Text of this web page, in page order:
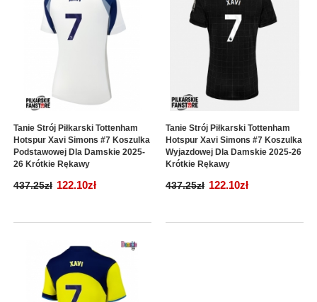
Tanie Strój Piłkarski Tottenham
Hotspur Xavi Simons #7 Koszulka
Podstawowej Dla Damskie 2025-
26 Krótkie Rękawy
437.25zł 122.10zł
Tanie Strój Piłkarski Tottenham
Hotspur Xavi Simons #7 Koszulka
Wyjazdowej Dla Damskie 2025-26
Krótkie Rękawy
437.25zł 122.10zł